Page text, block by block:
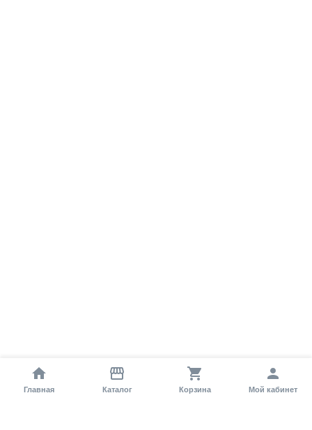
Главная Каталог Корзина Мой кабинет